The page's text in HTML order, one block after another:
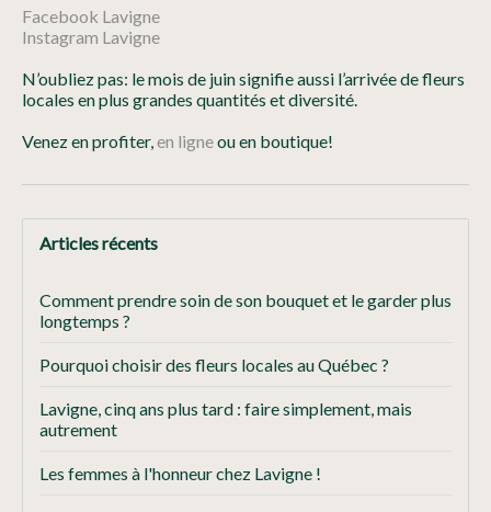
Facebook Lavigne
Instagram Lavigne
N’oubliez pas: le mois de juin signifie aussi l’arrivée de fleurs
locales en plus grandes quantités et diversité.
Venez en profiter,en ligneou en boutique!
Articles récents
Comment prendre soin de son bouquet et le garder plus
longtemps ?
Pourquoi choisir des fleurs locales au Québec ?
Lavigne, cinq ans plus tard : faire simplement, mais
autrement
Les femmes à l'honneur chez Lavigne !